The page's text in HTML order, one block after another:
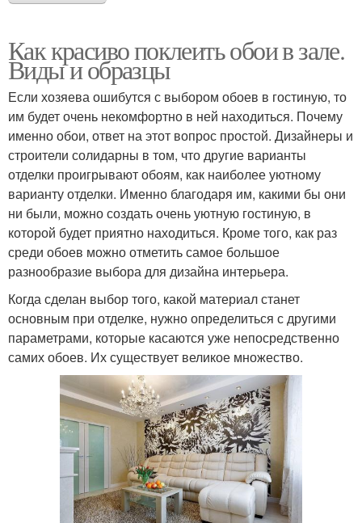
Как красиво поклеить обои в зале.
Виды и образцы
Если хозяева ошибутся с выбором обоев в гостиную, то
им будет очень некомфортно в ней находиться. Почему
именно обои, ответ на этот вопрос простой. Дизайнеры и
строители солидарны в том, что другие варианты
отделки проигрывают обоям, как наиболее уютному
варианту отделки. Именно благодаря им, какими бы они
ни были, можно создать очень уютную гостиную, в
которой будет приятно находиться. Кроме того, как раз
среди обоев можно отметить самое большое
разнообразие выбора для дизайна интерьера.
Когда сделан выбор того, какой материал станет
основным при отделке, нужно определиться с другими
параметрами, которые касаются уже непосредственно
самих обоев. Их существует великое множество.